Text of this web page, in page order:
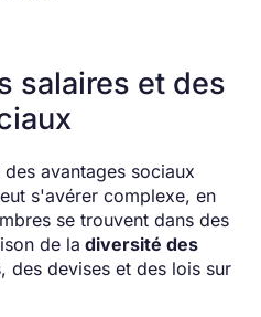
salaires et des
avantages sociaux
s'avérer complexe, en
se trouvent dans des
de la diversité des
des devises et des lois sur